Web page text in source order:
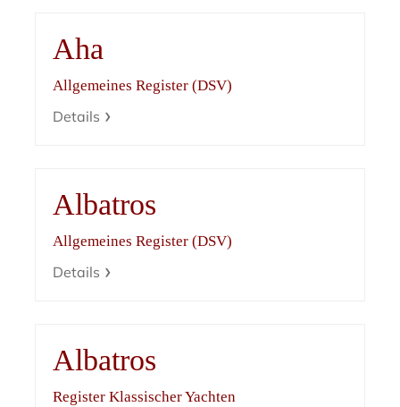
Aha
Allgemeines Register (DSV)
Details
Albatros
Allgemeines Register (DSV)
Details
Albatros
Register Klassischer Yachten